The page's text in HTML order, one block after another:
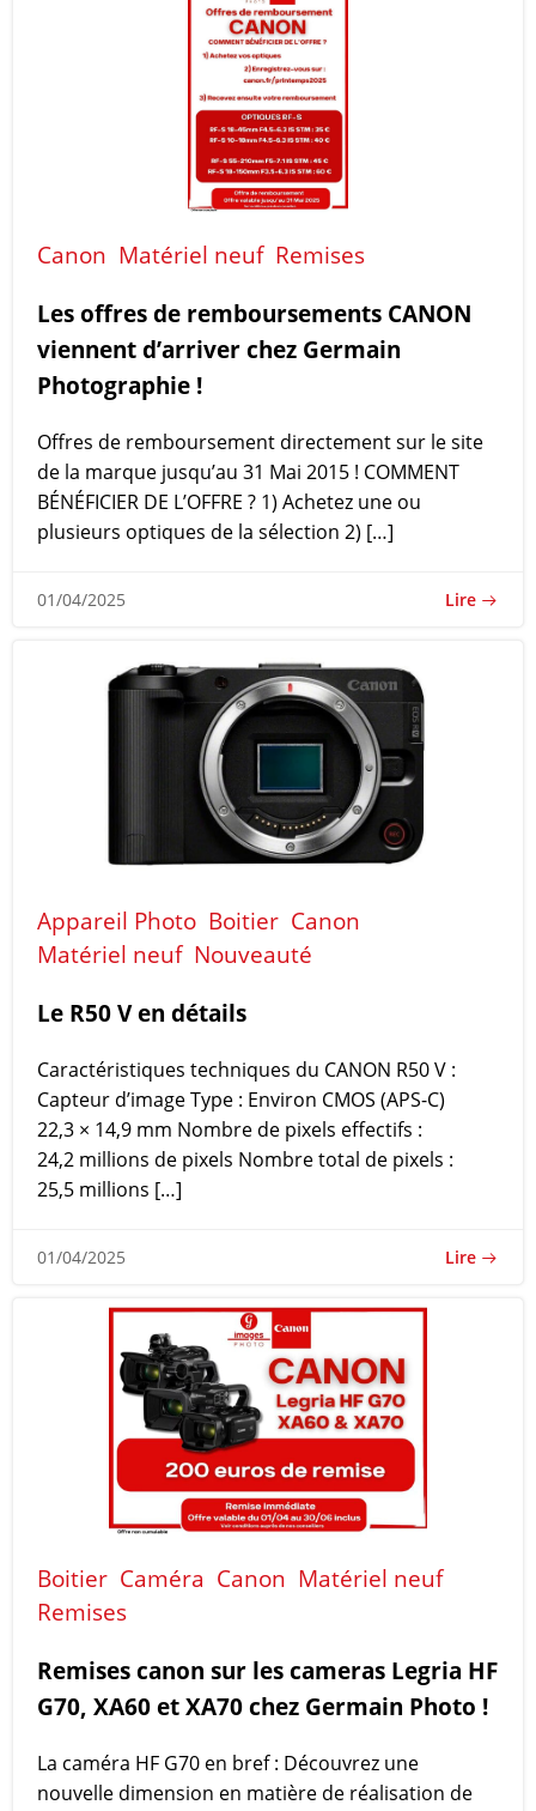
Canon Matériel neuf Remises
Les offres de remboursements CANON
viennent d’arriver chez Germain
Photographie !
Offres de remboursement directement sur le site
de la marque jusqu’au 31 Mai 2015 ! COMMENT
BÉNÉFICIER DE L’OFFRE ? 1) Achetez une ou
plusieurs optiques de la sélection 2) […]
01/04/2025 Lire
Appareil Photo Boitier Canon
Matériel neuf Nouveauté
Le R50 V en détails
Caractéristiques techniques du CANON R50 V :
Capteur d’image Type : Environ CMOS (APS-C)
22,3 × 14,9 mm Nombre de pixels effectifs :
24,2 millions de pixels Nombre total de pixels :
25,5 millions […]
01/04/2025 Lire
Boitier Caméra Canon Matériel neuf
Remises
Remises canon sur les cameras Legria HF
G70, XA60 et XA70 chez Germain Photo !
La caméra HF G70 en bref : Découvrez une
nouvelle dimension en matière de réalisation de